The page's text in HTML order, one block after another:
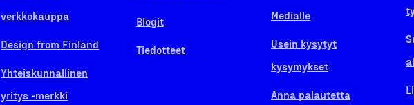
verkkokauppa
Design from Finland
Yhteiskunnallinen
yritys -merkki
Blogit
Tiedotteet
Medialle
Usein kysytyt
kysymykset
Anna palautetta